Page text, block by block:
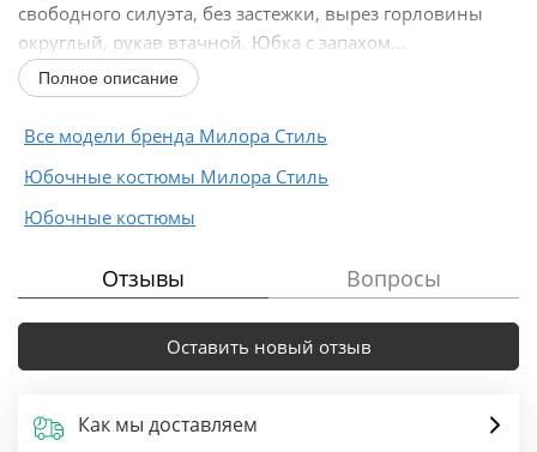
свободного силуэта, без застежки, вырез горловины
округлый, рукав втачной. Юбка с запахом...
Полное описание
Все модели бренда Милора Стиль
Юбочные костюмы Милора Стиль
Юбочные костюмы
Отзывы Вопросы
Оставить новый отзыв
Как мы доставляем